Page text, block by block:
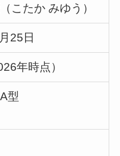
こたか みゆう）
25日
年時点）
型